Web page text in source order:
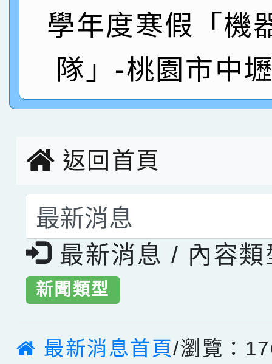
名 指導老師王老師、
園市英語競賽國小朗讀
賀！本校參加桃園市中
臺灣台語-第二名
賀！本校參與2026世
市賽榮獲科學小創客佳
學年度寒假「機
隊」-桃園市中
返回首頁
選擇後頁面內容會更
最新消息 / 內容類
新聞類型
最新消息首頁/瀏覽：